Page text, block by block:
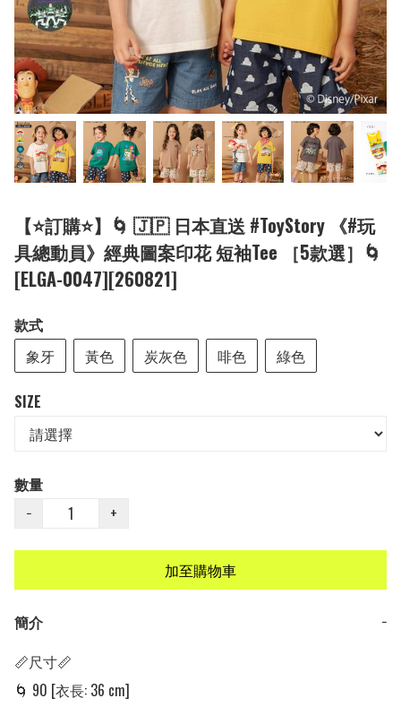
【⭐訂購⭐】🌀 🇯🇵 日本直送 #ToyStory 《#玩
具總動員》經典圖案印花 短袖Tee ［5款選］🌀
[ELGA-0047][260821]
款式
象牙
黃色 炭灰色 啡色 綠色
SIZE
數量
−
+
加至購物車
簡介
−
📏尺寸📏
🌀 90 [衣長: 36 cm]